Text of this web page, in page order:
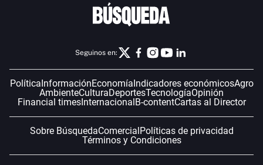
Seguinos en:
Política InformaciónEconomía Indicadores económicosAgro
AmbienteCulturaDeportesTecnologíaOpinión
Financial timesInternacional B-contentCartas al Director
Sobre BúsquedaComercial Políticas de privacidad
Términos y Condiciones